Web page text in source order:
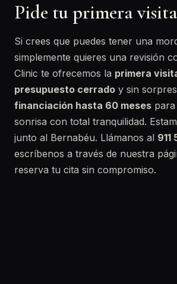
Pide tu primera
Si crees que puedes tener una
simplemente quieres una revisión
Clinic te ofrecemos la primera
presupuesto cerrado y sin
financiación hasta 60 meses
sonrisa con total tranquilidad.
junto al Bernabéu. Llámanos al 911
escríbenos a través de nuestra
reserva tu cita sin compromiso.